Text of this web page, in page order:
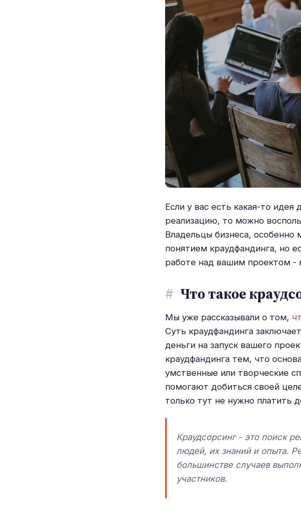
Если у вас есть какая-то
реализацию, то можно
Владельцы бизнеса, особенно
понятием краудфандинга, но
работе над вашим проектом -
# Что такое
Мы уже рассказывали о том,
Суть краудфандинга
деньги на запуск вашего
краудфандинга тем, что
умственные или творческие
помогают добиться своей
только тут не нужно платить
Краудсорсинг - это поиск
людей, их знаний и опыта.
большинстве случаев
участников.